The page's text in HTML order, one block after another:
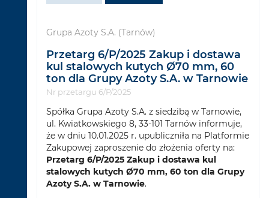
Grupa Azoty S.A. (Tarnów)
Przetarg 6/P/2025 Zakup i dostawa
kul stalowych kutych Ø70 mm, 60
ton dla Grupy Azoty S.A. w Tarnowie
Nr przetargu 6/P/2025
Spółka Grupa Azoty S.A. z siedzibą w Tarnowie,
ul. Kwiatkowskiego 8, 33-101 Tarnów informuje,
że w dniu 10.01.2025 r. upubliczniła na Platformie
Zakupowej zaproszenie do złożenia oferty na:
Przetarg 6/P/2025 Zakup i dostawa kul
stalowych kutych Ø70 mm, 60 ton dla Grupy
Azoty S.A. w Tarnowie.